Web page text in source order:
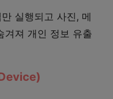
실행되고 사진, 메
겨져 개인 정보 유출